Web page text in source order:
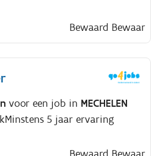
Bewaard Bewaar
voor een job in MECHELEN
Minstens 5 jaar ervaring